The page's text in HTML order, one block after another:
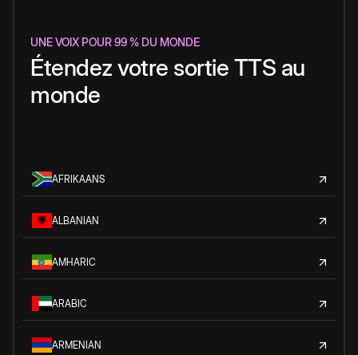
UNE VOIX POUR 99 % DU MONDE
Étendez votre sortie TTS au
monde
AFRIKAANS
ALBANIAN
AMHARIC
ARABIC
ARMENIAN